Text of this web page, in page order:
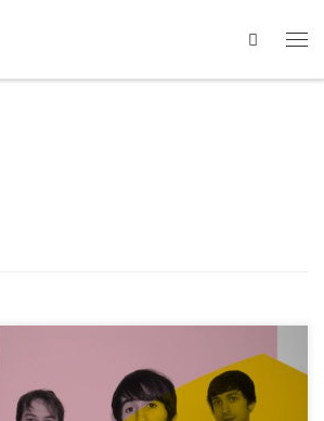
Search
una constante en el periodismo. Cuadrar